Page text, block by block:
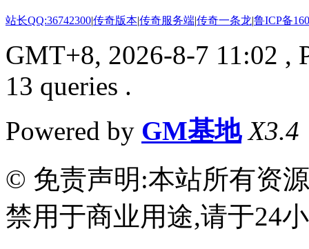
站长QQ:36742300|传奇版本|传奇服务端|传奇一条龙|鲁ICP备
GMT+8, 2026-8-7 11:02 ,
13 queries .
Powered by GM基地 X3.4
© 免责声明:本站所有资
禁用于商业用途,请于24